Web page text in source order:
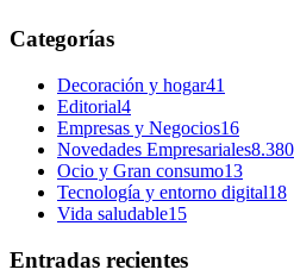
Categorías
Decoración y hogar41
Editorial4
Empresas y Negocios16
Novedades Empresariales8.380
Ocio y Gran consumo13
Tecnología y entorno digital18
Vida saludable15
Entradas recientes